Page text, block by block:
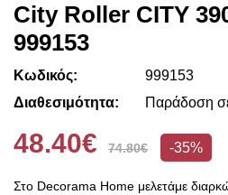
City Roller CITY
999153
Κωδικός:
999153
Διαθεσιμότητα:
Παράδοση
48.40€ 74.80€ -35%
Στο Decorama Home μελετάμε